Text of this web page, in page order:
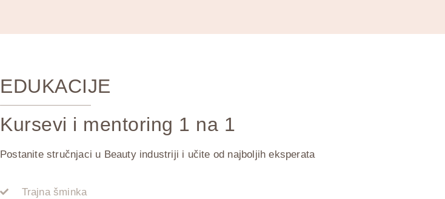
EDUKACIJE
Kursevi i mentoring 1 na 1
Postanite stručnjaci u Beauty industriji i učite od najboljih eksperata
Trajna šminka